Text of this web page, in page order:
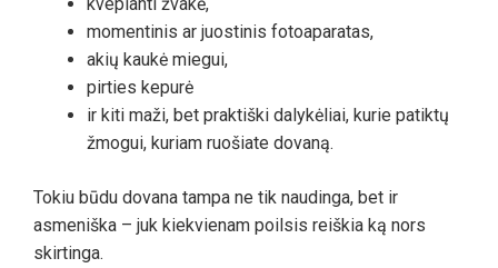
momentinis ar juostinis fotoaparatas,
akių kaukė miegui,
pirties kepurė
ir kiti maži, bet praktiški dalykėliai, kurie patiktų
žmogui, kuriam ruošiate dovaną.
Tokiu būdu dovana tampa ne tik naudinga, bet ir
asmeniška – juk kiekvienam poilsis reiškia ką nors
skirtinga.